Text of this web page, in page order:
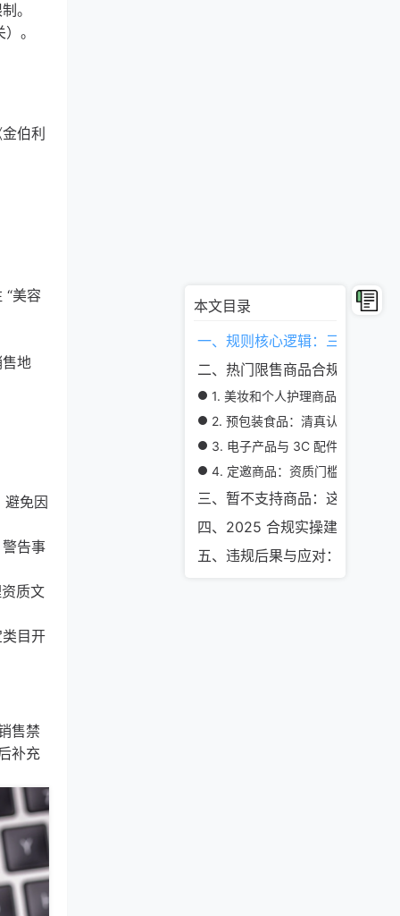
本文目录
一、规则核心逻辑：三类商品
二、热门限售商品合规要点（
1. 美妆和个人护理商品：资质文
2. 预包装食品：清真认证 + 保质
3. 电子产品与 3C 配件：认证 +
4. 定邀商品：资质门槛 + 区域差
三、暂不支持商品：这些类目
四、2025 合规实操建议：避
五、违规后果与应对：及时止
。
。
伯利
“美容
地
免因
告事
质文
目开
售禁
补充